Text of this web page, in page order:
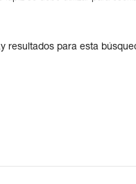
resultados para esta